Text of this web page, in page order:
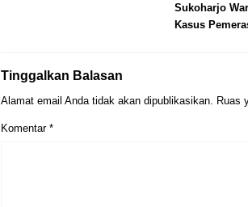
Sukoharjo
Kasus
Tinggalkan Balasan
Alamat email Anda tidak akan dipublikasikan. Ruas
Komentar *